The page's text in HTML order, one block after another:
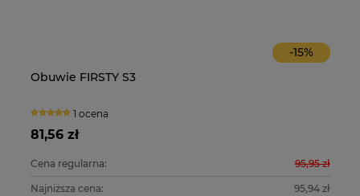
-15%
Obuwie FIRSTY S3
1 ocena
81,56 zł
Cena regularna: 95,95 zł
Najniższa cena: 95,94 zł